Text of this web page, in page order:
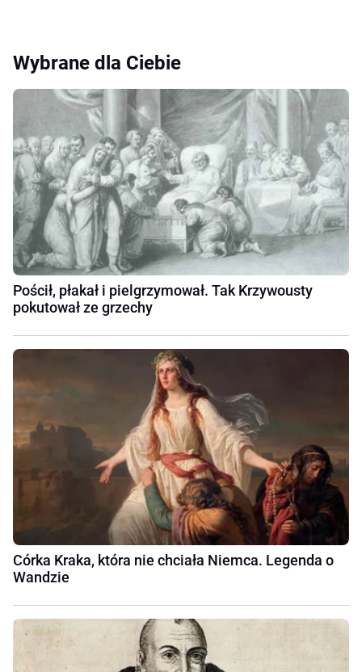
Wybrane dla Ciebie
Pościł, płakał i pielgrzymował. Tak Krzywousty
pokutował ze grzechy
Córka Kraka, która nie chciała Niemca. Legenda o
Wandzie